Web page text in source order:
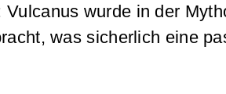
wurde in der
was sicherlich eine